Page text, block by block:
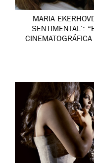
MARIA
SENTIMENTAL’: